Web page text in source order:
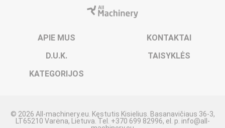
APIE MUS
KONTAKTAI
D.U.K.
TAISYKLĖS
KATEGORIJOS
© 2026 All-machinery.eu. Kęstutis Kisielius. Basanavičiaus 36-3,
LT65210 Varėna, Lietuva. Tel. +370 699 82996, el. p. info@all-